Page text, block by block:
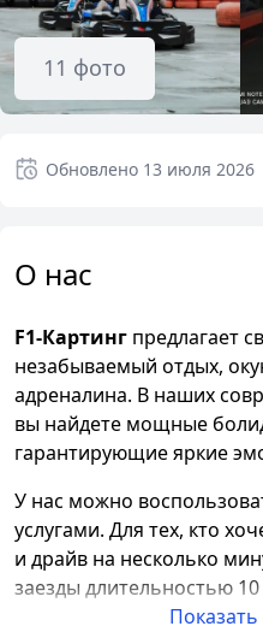
11 фото
Обновлено 13 июля 2026
О нас
F1-Картинг предлагает
незабываемый отдых,
адреналина. В наших
вы найдете мощные
гарантирующие яркие
У нас можно
услугами. Для тех, кто
и драйв на несколько
заезды длительностью
провести